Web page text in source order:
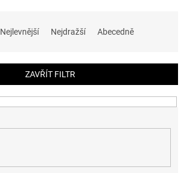
Nejlevnější Nejdražší Abecedně
ZAVŘÍT FILTR